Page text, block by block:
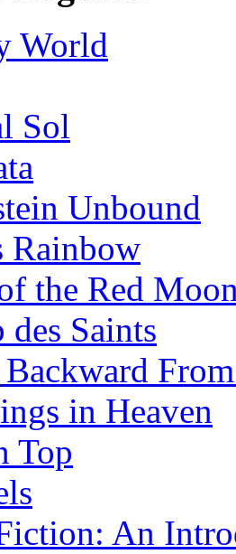
World
Sol
Unbound
Rainbow
the Red
des Saints
in Heaven
Top
An